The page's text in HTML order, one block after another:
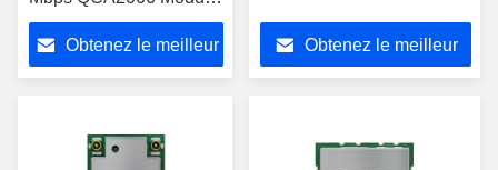
de point d'accès sans fil
avec BTObtenez le meilleur Obtenez le meilleur